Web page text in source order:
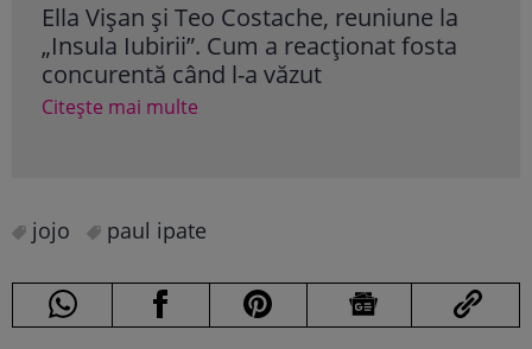
Ella Vișan și Teo Costache, reuniune la
„Insula Iubirii”. Cum a reacționat fosta
concurentă când l-a văzut
Citește mai multe
jojo paul ipate